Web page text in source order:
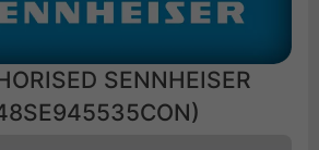
SENNHEISER